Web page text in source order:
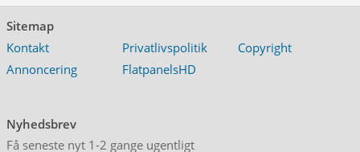
Sitemap
Kontakt
Privatlivspolitik
Copyright
Annoncering
FlatpanelsHD
Nyhedsbrev
Få seneste nyt 1-2 gange ugentligt